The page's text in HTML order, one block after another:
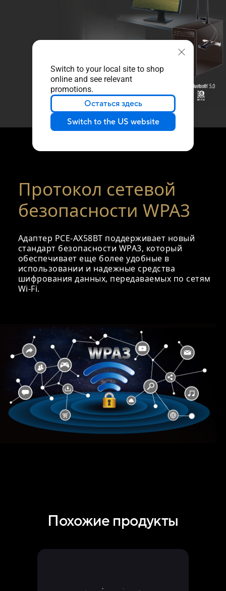
Switch to your local site to shop
online and see relevant
promotions.
Остаться здесь
Switch to the US website
Протокол сетевой
безопасности WPA3
Адаптер PCE-AX58BT поддерживает новый
стандарт безопасности WPA3, который
обеспечивает еще более удобные в
использовании и надежные средства
шифрования данных, передаваемых по сетям
Wi-Fi.
Похожие продукты